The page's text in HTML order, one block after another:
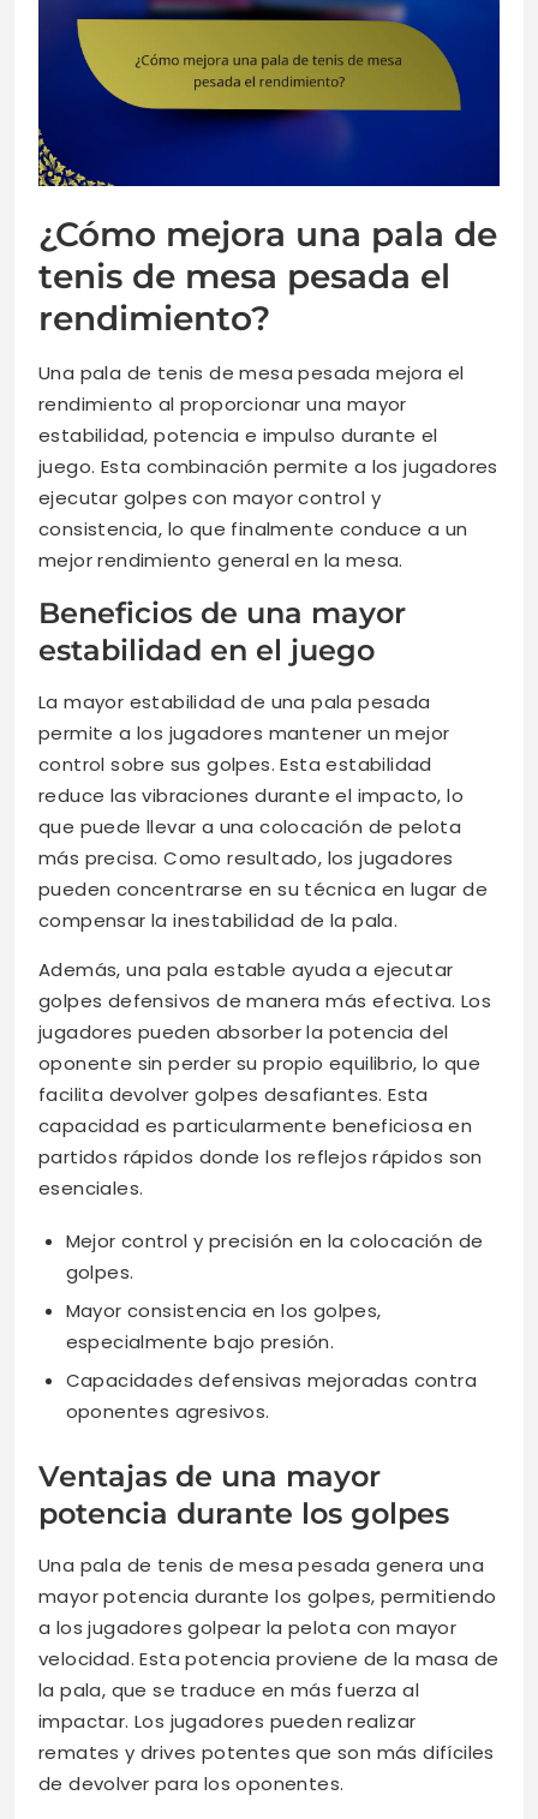
¿Cómo mejora una pala de
tenis de mesa pesada el
rendimiento?
Una pala de tenis de mesa pesada mejora el
rendimiento al proporcionar una mayor
estabilidad, potencia e impulso durante el
juego. Esta combinación permite a los jugadores
ejecutar golpes con mayor control y
consistencia, lo que finalmente conduce a un
mejor rendimiento general en la mesa.
Beneficios de una mayor
estabilidad en el juego
La mayor estabilidad de una pala pesada
permite a los jugadores mantener un mejor
control sobre sus golpes. Esta estabilidad
reduce las vibraciones durante el impacto, lo
que puede llevar a una colocación de pelota
más precisa. Como resultado, los jugadores
pueden concentrarse en su técnica en lugar de
compensar la inestabilidad de la pala.
Además, una pala estable ayuda a ejecutar
golpes defensivos de manera más efectiva. Los
jugadores pueden absorber la potencia del
oponente sin perder su propio equilibrio, lo que
facilita devolver golpes desafiantes. Esta
capacidad es particularmente beneficiosa en
partidos rápidos donde los reflejos rápidos son
esenciales.
Mejor control y precisión en la colocación de
golpes.
Mayor consistencia en los golpes,
especialmente bajo presión.
Capacidades defensivas mejoradas contra
oponentes agresivos.
Ventajas de una mayor
potencia durante los golpes
Una pala de tenis de mesa pesada genera una
mayor potencia durante los golpes, permitiendo
a los jugadores golpear la pelota con mayor
velocidad. Esta potencia proviene de la masa de
la pala, que se traduce en más fuerza al
impactar. Los jugadores pueden realizar
remates y drives potentes que son más difíciles
de devolver para los oponentes.